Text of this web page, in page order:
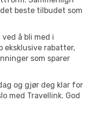
beste tilbudet som
å bli med i
eksklusive rabatter,
som sparer
og gjør deg klar for
med Travellink. God